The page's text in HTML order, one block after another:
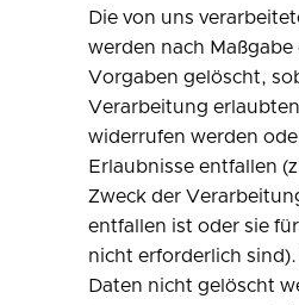
Die von uns
werden nach Maßgabe
Vorgaben gelöscht,
Verarbeitung
widerrufen werden
Erlaubnisse entfallen
Zweck der
entfallen ist oder sie
nicht erforderlich
Daten nicht gelöscht